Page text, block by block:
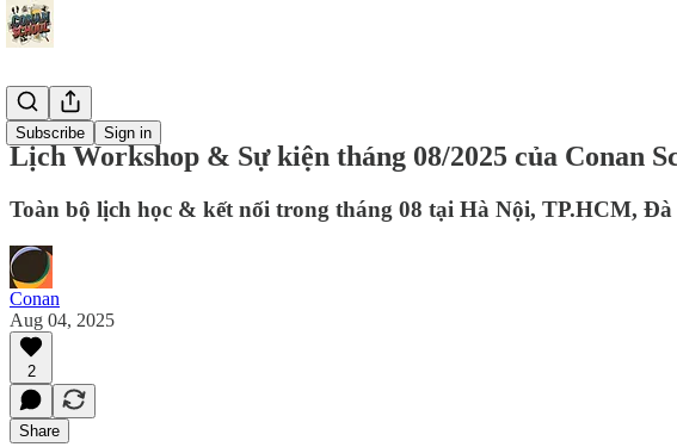
Subscribe Sign in
Events
Lịch Workshop & Sự kiện tháng 08/2025 của Conan
Toàn bộ lịch học & kết nối trong tháng 08 tại Hà Nội, TP.HCM,
Conan
Aug 04, 2025
2
Share